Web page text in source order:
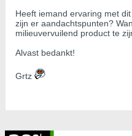
Heeft iemand ervaring met
zijn er aandachtspunten?
milieuvervuilend product te
Alvast bedankt!
Grtz